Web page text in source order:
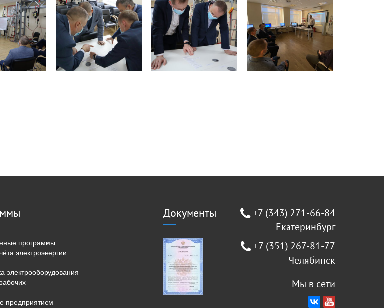
программы
электроэнергии
электрооборудования
предприятием
Документы
+7 (343) 271-66-84
Екатеринбург
+7 (351) 267-81-77
Челябинск
Мы в сети